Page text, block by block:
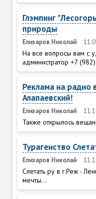
Глэмпинг
природы
Елизаров Николай
На все вопросы вам с
администратор +7
Реклама на радио
Алапаевский!
Елизаров Николай
Также открылось
Турагенство
Елизаров Николай
Слетать ру в г.Реж -
мечты...